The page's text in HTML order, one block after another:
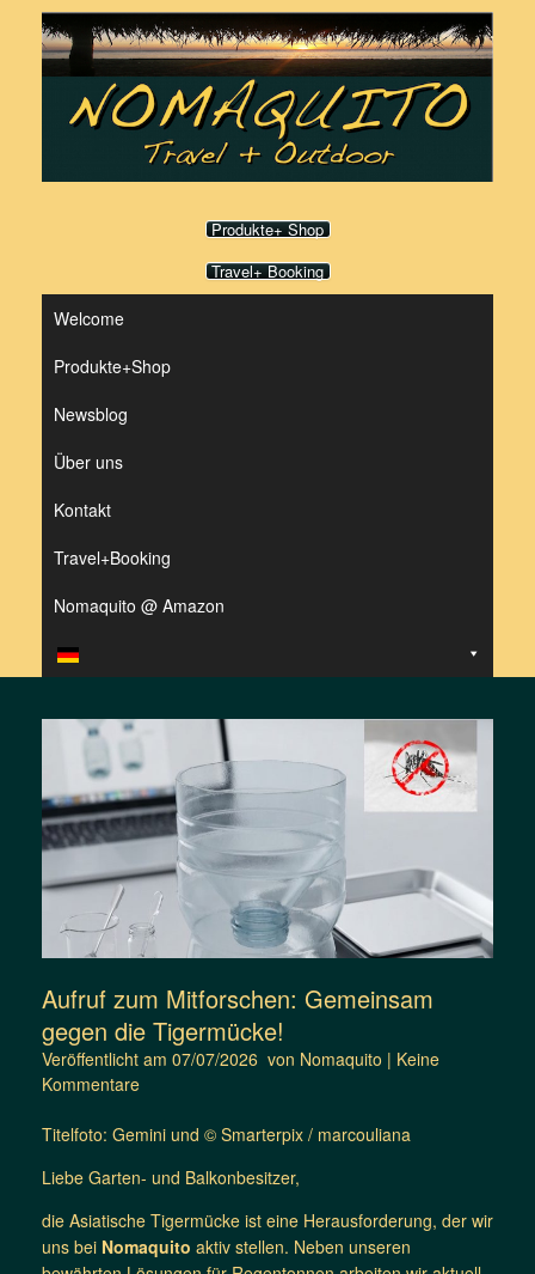
springen
Produkte+ Shop
Travel+ Booking
Welcome
Produkte+Shop
Newsblog
Über uns
Kontakt
Travel+Booking
Nomaquito @ Amazon
Aufruf zum Mitforschen: Gemeinsam
gegen die Tigermücke!
Veröffentlicht am 07/07/2026 von Nomaquito | Keine
Kommentare
Titelfoto: Gemini und © Smarterpix / marcouliana
Liebe Garten- und Balkonbesitzer,
die Asiatische Tigermücke ist eine Herausforderung, der wir
uns bei Nomaquito aktiv stellen. Neben unseren